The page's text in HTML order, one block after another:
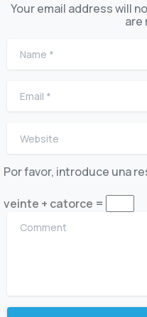
Your email address will
are
Por favor, introduce una
veinte + catorce =